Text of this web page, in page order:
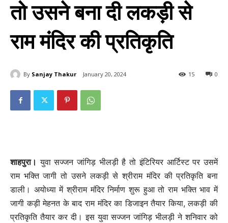
तो उसने बना दी लकड़ी से
राम मंदिर की प्रतिकृति
By Sanjay Thakur January 20, 2024 0
15
शाहपुरा। युवा सज्जन जांगिड़ भीलड़ी है तो इंटिरियर आर्टिस्ट पर उसमें
राम भक्ति जागी तो उसने लकड़ी से श्रीराम मंदिर की प्रतिकृति बना
डाली। अयोध्या में श्रीराम मंदिर निर्माण शुरू हुआ तो राम भक्ति भाव में
जागी कड़ी मेहनत के बाद राम मंदिर का डिजाइन तैयार किया, लकड़ी की
प्रतिकृति तैयार कर दी। इस युवा सज्जन जांगिड़ भीलड़ी ने शनिवार को